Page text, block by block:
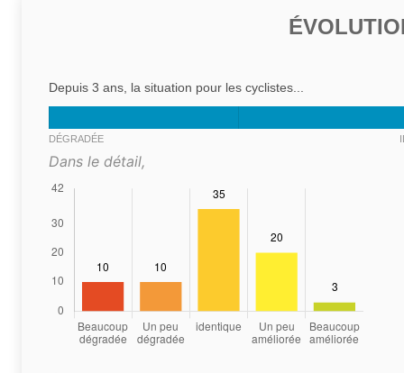
Depuis 3 ans, la situation pour les cyclistes...
DÉGRADÉE
Dans le détail,